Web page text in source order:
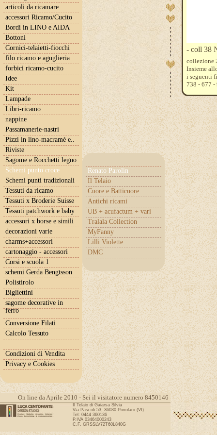
articoli da ricamare
accessori Ricamo/Cucito
Bordi in LINO e AIDA
Bottoni
Cornici-telaietti-fiocchi
filo ricamo e aguglieria
forbici ricamo-cucito
Idee
Kit
Lampade
Libri-ricamo
nappine
Passamanerie-nastri
Pizzi in lino-macramè e..
Riviste
Sagome e Rocchetti legno
Schemi punto croce
Renato Parolin
Il Telaio
Cuore e Batticuore
Antichi ricami
UB + acufactum + vari
Tralala Collection
MyFanny
Lilli Violette
DMC
Schemi punti tradizionali
Tessuti da ricamo
Tessuti x Broderie Suisse
Tessuti patchwork e baby
accessori x borse e simili
decorazioni varie
charms+accessori
cartonaggio - accessori
Corsi e scuola 1
schemi Gerda Bengtsson
Polistirolo
Bigliettini
sagome decorative in
ferro
Conversione Filati
Calcolo Tessuto
Condizioni di Vendita
Privacy e Cookies
- coll 38
collezione
Insieme
i seguenti
738 - 677 -
On line da Aprile 2010 - Sei il visitatore numero 8450146
Il Telaio di Gaiarsa Silvia
Via Pascoli 53, 36030 Povolaro (VI)
Tel: 0444 360136
P.IVA 03464000243
C.F. GRSSLV72T60L840G